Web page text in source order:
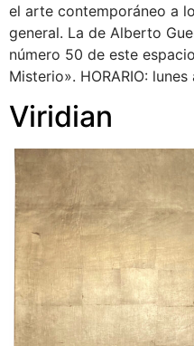
el arte contemporáneo a
general. La de Alberto
número 50 de este
Misterio». HORARIO:
Viridian